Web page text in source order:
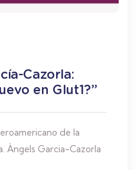
Cazorla:
en Glut1?”
de la
Àngels Garcia-Cazorla